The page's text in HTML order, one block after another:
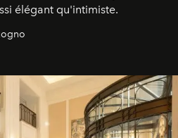
élégant qu'intimiste.